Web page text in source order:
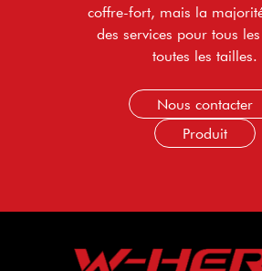
coffre-fort, mais la
des services pour tous
toutes les tailles.
Nous contacter
Produit